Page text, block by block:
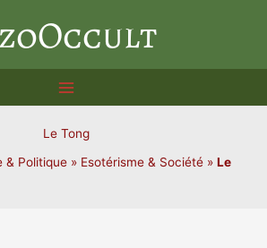
Le Tong
& Politique » Esotérisme & Société » Le